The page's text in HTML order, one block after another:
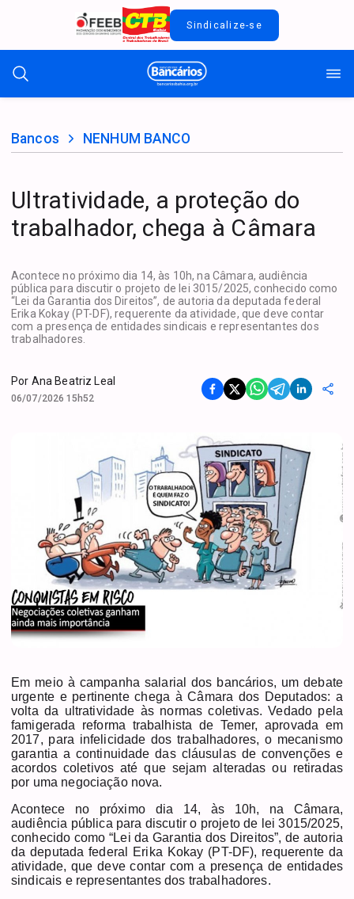
Sindicalize-se
Bancos NENHUM BANCO
Ultratividade, a proteção do
trabalhador, chega à Câmara
Acontece no próximo dia 14, às 10h, na Câmara, audiência
pública para discutir o projeto de lei 3015/2025, conhecido como
“Lei da Garantia dos Direitos”, de autoria da deputada federal
Erika Kokay (PT-DF), requerente da atividade, que deve contar
com a presença de entidades sindicais e representantes dos
trabalhadores.
Por Ana Beatriz Leal
06/07/2026 15h52
Em meio à campanha salarial dos bancários, um debate
urgente e pertinente chega à Câmara dos Deputados: a
volta da ultratividade às normas coletivas. Vedado pela
famigerada reforma trabalhista de Temer, aprovada em
2017, para infelicidade dos trabalhadores, o mecanismo
garantia a continuidade das cláusulas de convenções e
acordos coletivos até que sejam alteradas ou retiradas
por uma negociação nova.
Acontece no próximo dia 14, às 10h, na Câmara,
audiência pública para discutir o projeto de lei 3015/2025,
conhecido como “Lei da Garantia dos Direitos”, de autoria
da deputada federal Erika Kokay (PT-DF), requerente da
atividade, que deve contar com a presença de entidades
sindicais e representantes dos trabalhadores.